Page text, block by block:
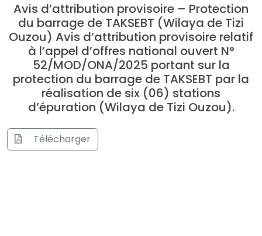
Avis d’attribution provisoire – Protection
du barrage de TAKSEBT (Wilaya de Tizi
Ouzou) Avis d’attribution provisoire relatif
à l’appel d’offres national ouvert N°
52/MOD/ONA/2025 portant sur la
protection du barrage de TAKSEBT par la
réalisation de six (06) stations
d’épuration (Wilaya de Tizi Ouzou).
Télécharger